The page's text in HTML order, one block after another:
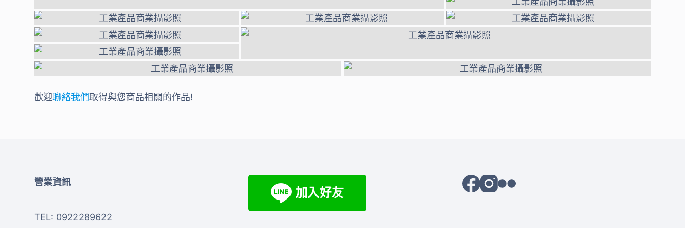
歡迎聯絡我們取得與您商品相關的作品!
營業資訊
TEL: 0922289622